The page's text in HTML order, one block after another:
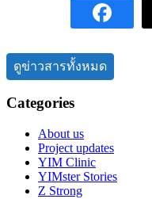
ดูข่าวสารทั้งหมด
Categories
About us
Project updates
YIM Clinic
YIMster Stories
Z Strong